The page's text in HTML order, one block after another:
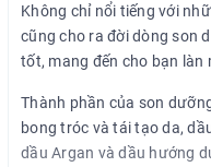
Không chỉ nổi tiếng với
cũng cho ra đời dòng son
tốt, mang đến cho bạn làn
Thành phần của son
bong tróc và tái tạo da,
dầu Argan và dầu hướng